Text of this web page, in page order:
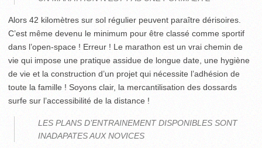
Alors 42 kilomètres sur sol régulier peuvent paraître dérisoires.
C’est même devenu le minimum pour être classé comme sportif
dans l’open-space ! Erreur ! Le marathon est un vrai chemin de
vie qui impose une pratique assidue de longue date, une hygiène
de vie et la construction d’un projet qui nécessite l’adhésion de
toute la famille ! Soyons clair, la mercantilisation des dossards
surfe sur l’accessibilité de la distance !
LES PLANS D’ENTRAINEMENT DISPONIBLES SONT
INADAPATES AUX NOVICES